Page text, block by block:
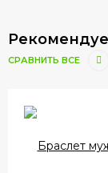
СРАВНИТЬ ВСЕ